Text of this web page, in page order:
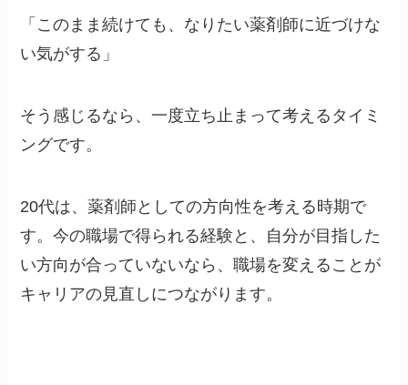
「このまま続けても、なりたい薬剤師に近づけな
い気がする」
そう感じるなら、一度立ち止まって考えるタイミ
ングです。
20代は、薬剤師としての方向性を考える時期で
す。今の職場で得られる経験と、自分が目指した
い方向が合っていないなら、職場を変えることが
キャリアの見直しにつながります。